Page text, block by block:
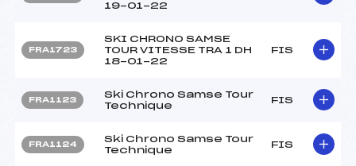
19-01-22
FRA1723
SKI CHRONO SAMSE
TOUR VITESSE TRA 1 DH
18-01-22
FIS
FRA1123
Ski Chrono Samse Tour
Technique
FIS
FRA1124
Ski Chrono Samse Tour
Technique
FIS